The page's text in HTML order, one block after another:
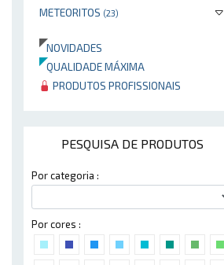
METEORITOS (23)
NOVIDADES
QUALIDADE MÁXIMA
PRODUTOS PROFISSIONAIS
PESQUISA DE PRODUTOS
Por categoria :
Por cores :